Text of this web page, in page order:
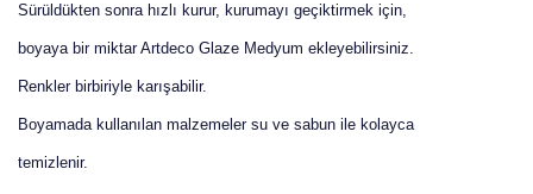
Sürüldükten sonra hızlı kurur, kurumayı geçiktirmek için,
boyaya bir miktar Artdeco Glaze Medyum ekleyebilirsiniz.
Renkler birbiriyle karışabilir.
Boyamada kullanılan malzemeler su ve sabun ile kolayca
temizlenir.